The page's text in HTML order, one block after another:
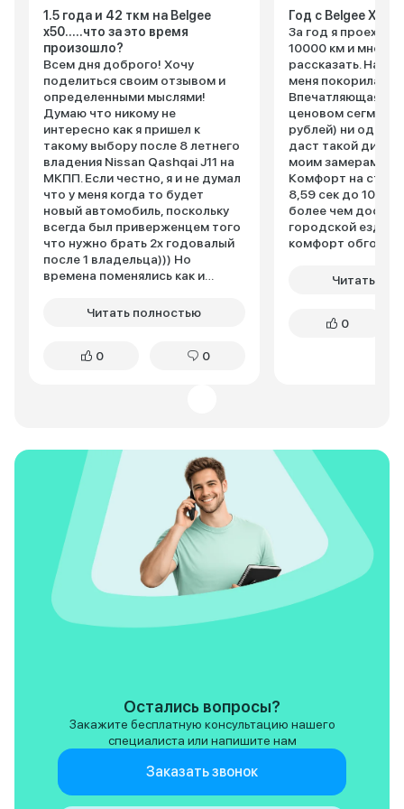
1.5 года и 42 ткм на Belgee
x50.....что за это время
произошло?
Всем дня доброго! Хочу
поделиться своим отзывом и
определенными мыслями!
Думаю что никому не
интересно как я пришел к
такому выбору после 8 летнего
владения Nissan Qashqai J11 на
МКПП. Если честно, я и не думал
что у меня когда то будет
новый автомобиль, поскольку
всегда был приверженцем того
что нужно брать 2х годовалый
после 1 владельца))) Но
времена поменялись как и
преобразился и настала "новая
я долго не выбирал (я совсем не
которые были ДО, устранены, а
Belgee в свою очередь где то,
что то доработала для наших
условий эксплуатации, да и
форма кузова для меня близка и
где то далеко напоминает про
кашкай, только это совершенно
разные машины и я нисколько не
жалею о том что выбор пал
именно на этот авто. По
состоянию на 07.08.2026
гарантии обратился лишь месяц
назад на 4 ТО, по вопросу
замены подушки кресла
водителя, так как сбоку
треснула кожа (авто в
максимальной комплектации).
Все согласовали на следующий
Читать полностью
0 0
Год с Belgee Х50
За год я проехал
10000 км и мне
рассказать. Начну с того, с чего
меня покорила
Впечатляющая
ценовом
рублей) ни один
даст такой
моим замерам в
Комфорт на
8,59 сек до 100
более чем
городской езды,
комфорт обгона
прогнозируемо и
все работает
аэродинамике
закидывает
сносный расход
на дальнюю
давить газ в
расход 7,6
90-100 можно
литров!
экономично и при
городу 11 -12
аккуратно, т.к.
штатных
небольшой.
было. Клиренс
Читать
0
Остались вопросы?
Закажите бесплатную консультацию нашего
специалиста или напишите нам
Заказать звонок